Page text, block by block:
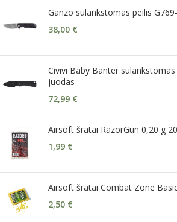
Ganzo sulankstomas peilis
38,00 €
Civivi Baby Banter sulankstomas
juodas
72,99 €
Airsoft šratai RazorGun 0,20 g
1,99 €
Airsoft šratai Combat Zone
2,50 €